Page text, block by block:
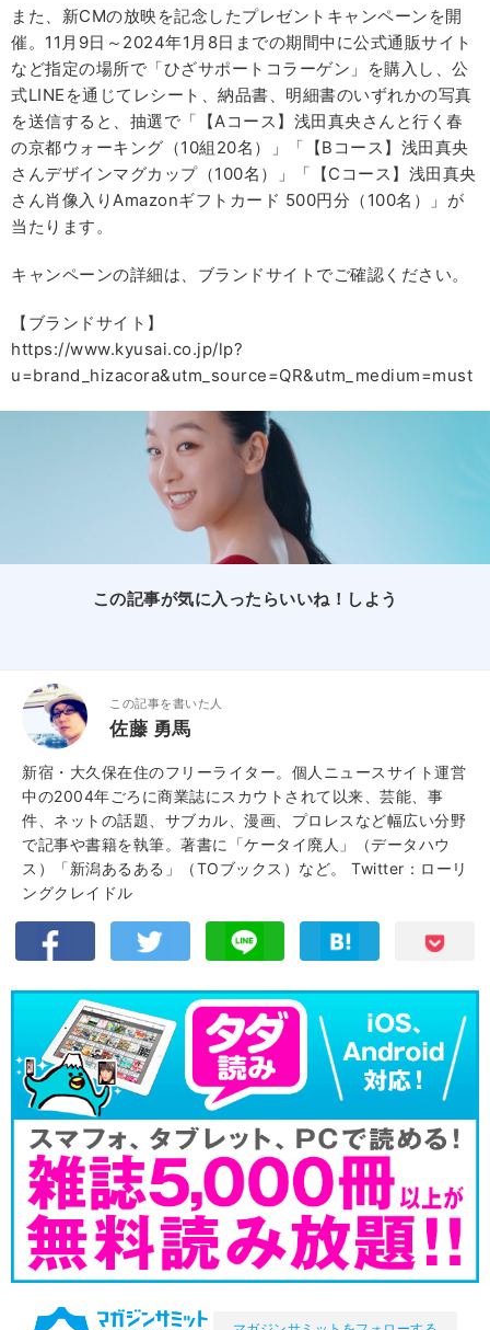
また、新CMの放映を記念したプレゼントキャンペーンを開
催。11月9日～2024年1月8日までの期間中に公式通販サイト
など指定の場所で「ひざサポートコラーゲン」を購入し、公
式LINEを通じてレシート、納品書、明細書のいずれかの写真
を送信すると、抽選で「【Aコース】浅田真央さんと行く春
の京都ウォーキング（10組20名）」「【Bコース】浅田真央
さんデザインマグカップ（100名）」「【Cコース】浅田真央
さん肖像入りAmazonギフトカード 500円分（100名）」が
当たります。
キャンペーンの詳細は、ブランドサイトでご確認ください。
【ブランドサイト】
https://www.kyusai.co.jp/lp?
u=brand_hizacora&utm_source=QR&utm_medium=must
この記事が気に入ったらいいね！しよう
この記事を書いた人
佐藤 勇馬
新宿・大久保在住のフリーライター。個人ニュースサイト運営
中の2004年ごろに商業誌にスカウトされて以来、芸能、事
件、ネットの話題、サブカル、漫画、プロレスなど幅広い分野
で記事や書籍を執筆。著書に「ケータイ廃人」（データハウ
ス）「新潟あるある」（TOブックス）など。 Twitter：ローリ
ングクレイドル